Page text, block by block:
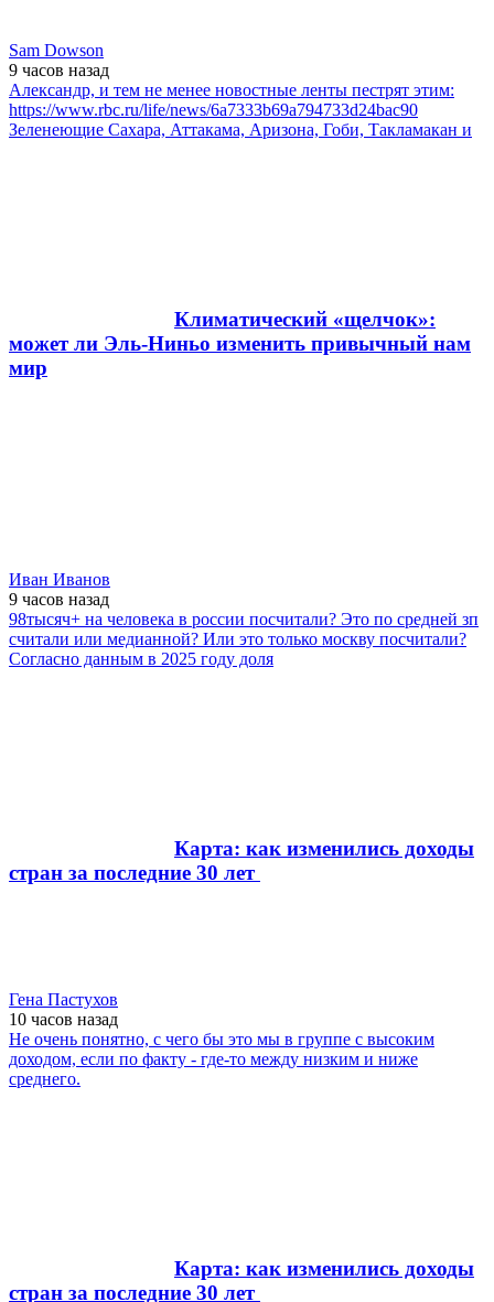
Sam Dowson
9 часов назад
Александр, и тем не менее новостные ленты пестрят этим:
https://www.rbc.ru/life/news/6a7333b69a794733d24bac90
Зеленеющие Сахара, Аттакама, Аризона, Гоби, Такламакан и
Климатический «щелчок»:
может ли Эль-Ниньо изменить привычный нам
мир
Иван Иванов
9 часов назад
98тысяч+ на человека в россии посчитали? Это по средней зп
считали или медианной? Или это только москву посчитали?
Согласно данным в 2025 году доля
Карта: как изменились доходы
стран за последние 30 лет
Гена Пастухов
10 часов назад
Не очень понятно, с чего бы это мы в группе с высоким
доходом, если по факту - где-то между низким и ниже
среднего.
Карта: как изменились доходы
стран за последние 30 лет